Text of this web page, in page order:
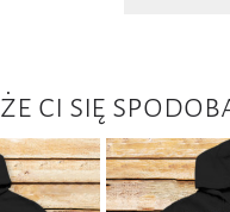
ci się